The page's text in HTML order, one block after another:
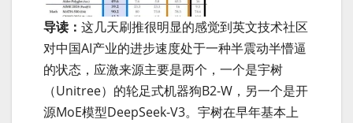
导读： 这几天刷推很明显的感觉到英文技术社区
对中国AI产业的进步速度处于一种半震动半懵逼
的状态，应激来源主要是两个，一个是宇树
（Unitree）的轮足式机器狗B2-W，另一个是开
源MoE模型DeepSeek-V3。宇树在早年基本上